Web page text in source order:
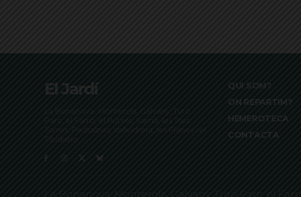
El Jardí
La Bonanova, Monterols, Galvany, Turó
Parc, el Farró, el Putxet, Sarrià, les Tres
Torres, Pedralbes, Vallvidrera, les Planes i el
Tibidabo
QUI SOM?
ON REPARTIM?
HEMEROTECA
CONTACTA
La Bonanova, Monterols, Galvany, Turó Parc, el